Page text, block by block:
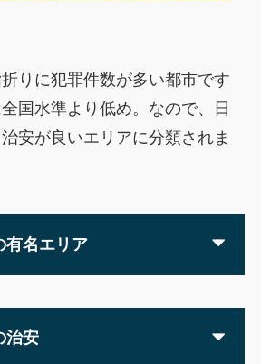
りに犯罪件数が多い都市です
国水準より低め。なので、日
安が良いエリアに分類されま
有名エリア
治安